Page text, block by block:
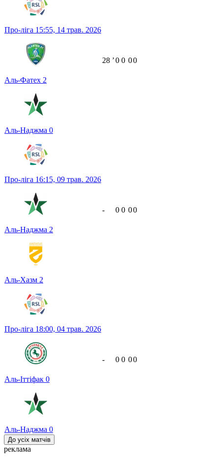
Про-ліга 15:55, 14 трав. 2026
Аль-Фатех 2
Аль-Наджма 0
28 ʼ0 0 00
Про-ліга 16:15, 09 трав. 2026
Аль-Наджма 2
Аль-Хазм 2
- 0 0 00
Про-ліга 18:00, 04 трав. 2026
Аль-Іттіфак 0
Аль-Наджма 0
- 0 0 00
До усіх матчів
реклама